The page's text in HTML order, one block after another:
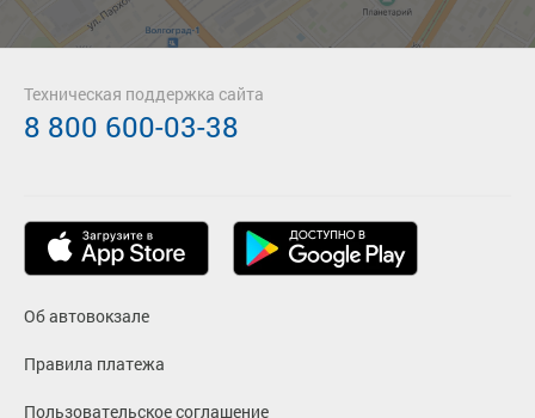
Об автовокзале
Правила платежа
Пользовательское соглашение
Техническая поддержка сайта
8 800 600-03-38